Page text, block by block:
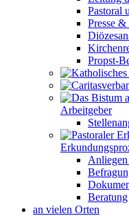
Pastoral
Presse
Propst-
Arbeitgeber
Beratung
an vielen Orten